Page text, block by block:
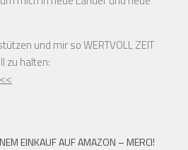
und mir so WERTVOLL ZEIT
zu halten:
EINKAUF AUF AMAZON – MERCI!